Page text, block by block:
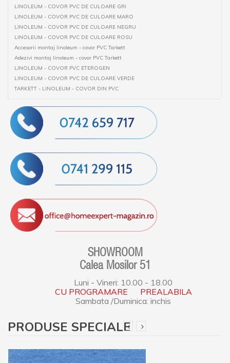
LINOLEUM - COVOR PVC DE CULOARE GRI
LINOLEUM - COVOR PVC DE CULOARE MARO
LINOLEUM - COVOR PVC DE CULOARE NEGRU
LINOLEUM - COVOR PVC DE CULOARE ROSU
Accesorii montaj linoleum - covor PVC Tarkett
Adezivi montaj linoleum - covor PVC Tarkett
LINOLEUM - COVOR PVC ETEROGEN
LINOLEUM - COVOR PVC DE CULOARE VERDE
TARKETT - LINOLEUM - COVOR DIN PVC
SHOWROOM
Calea Mosilor 51
Luni - Vineri: 10.00 - 18.00
CU PROGRAMARE PREALABILA
Sambata /Duminica: inchis
PRODUSE SPECIALE